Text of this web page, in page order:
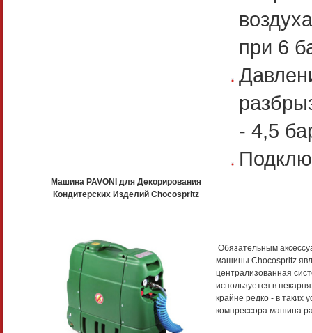
при 6
- 4,5
Машина PAVONI для Декорирования
Кондитерских Изделий Chocospritz
Обязательным
машины Chocospritz
централизованная
используется в
крайне редко - в таких
компрессора машина